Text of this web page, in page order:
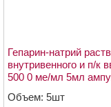
Гепарин-натрий
внутривенного и п/к
500 0 ме/мл 5мл
Объем: 5шт